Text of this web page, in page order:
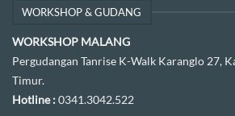
WORKSHOP & GUDANG
WORKSHOP MALANG
Pergudangan Tanrise K-Walk Karanglo 27,
Timur.
Hotline :0341.3042.522